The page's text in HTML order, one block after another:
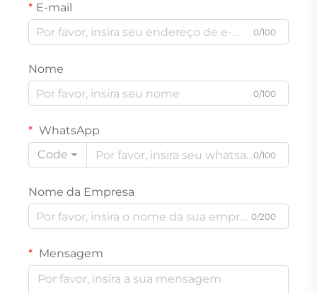
E-mail
0/100
Nome
0/100
WhatsApp
Code
0/100
Nome da Empresa
0/200
Mensagem